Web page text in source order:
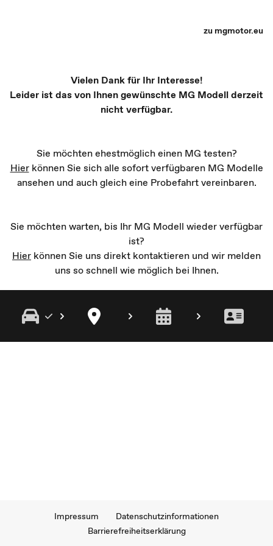
zu mgmotor.eu
Vielen Dank für Ihr Interesse!
Leider ist das von Ihnen gewünschte MG Modell derzeit
nicht verfügbar.
Sie möchten ehestmöglich einen MG testen?
Hier können Sie sich alle sofort verfügbaren MG Modelle
ansehen und auch gleich eine Probefahrt vereinbaren.
Sie möchten warten, bis Ihr MG Modell wieder verfügbar
ist?
Hier können Sie uns direkt kontaktieren und wir melden
uns so schnell wie möglich bei Ihnen.
Impressum
Datenschutzinformationen
Barrierefreiheitserklärung